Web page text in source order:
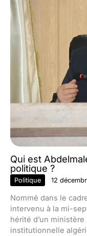
Qui est
politique ?
Politique 12
Nommé dans le
intervenu à la mi-
hérité d’un
institutionnelle